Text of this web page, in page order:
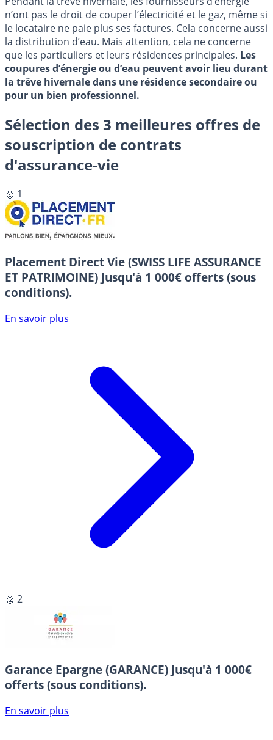
n’ont pas le droit de couper l’électricité et le gaz, même si
le locataire ne paie plus ses factures. Cela concerne aussi
la distribution d’eau. Mais attention, cela ne concerne
que les particuliers et leurs résidences principales. Les
coupures d’énergie ou d’eau peuvent avoir lieu durant
la trêve hivernale dans une résidence secondaire ou
pour un bien professionnel.
Sélection des 3 meilleures offres de
souscription de contrats
d'assurance-vie
🥇 1
Placement Direct Vie (SWISS LIFE ASSURANCE
ET PATRIMOINE) Jusqu'à 1 000€ offerts (sous
conditions).
En savoir plus
🥈 2
Garance Epargne (GARANCE) Jusqu'à 1 000€
offerts (sous conditions).
En savoir plus